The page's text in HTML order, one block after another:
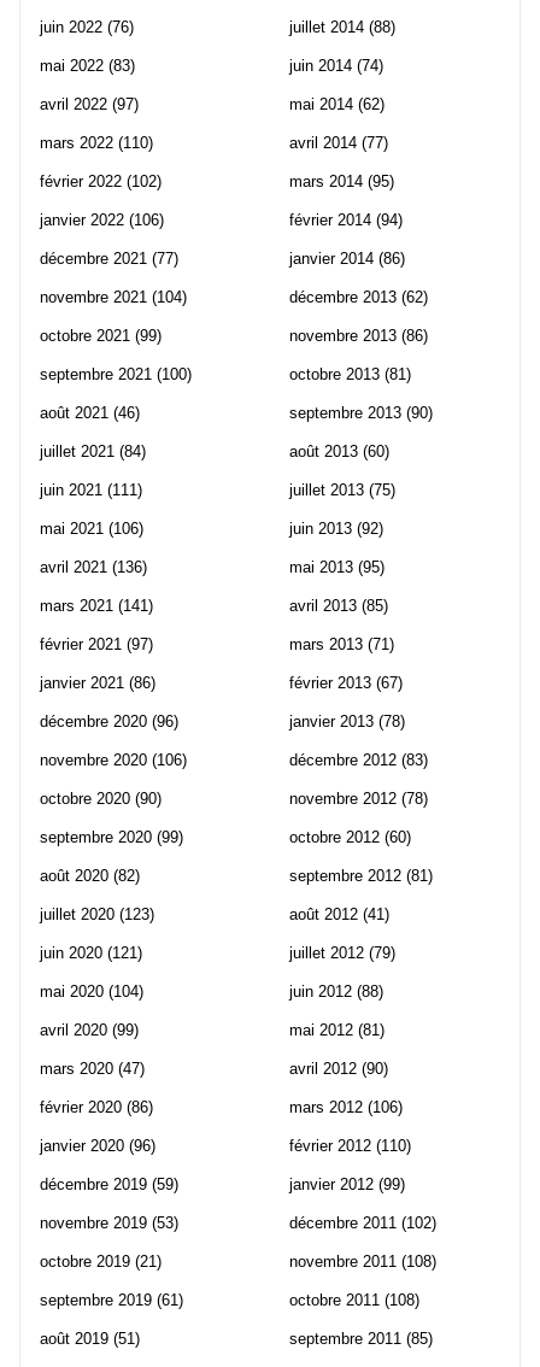
juin 2022 (76)
mai 2022 (83)
avril 2022 (97)
mars 2022 (110)
février 2022 (102)
janvier 2022 (106)
décembre 2021 (77)
novembre 2021 (104)
octobre 2021 (99)
septembre 2021 (100)
août 2021 (46)
juillet 2021 (84)
juin 2021 (111)
mai 2021 (106)
avril 2021 (136)
mars 2021 (141)
février 2021 (97)
janvier 2021 (86)
décembre 2020 (96)
novembre 2020 (106)
octobre 2020 (90)
septembre 2020 (99)
août 2020 (82)
juillet 2020 (123)
juin 2020 (121)
mai 2020 (104)
avril 2020 (99)
mars 2020 (47)
février 2020 (86)
janvier 2020 (96)
décembre 2019 (59)
novembre 2019 (53)
octobre 2019 (21)
septembre 2019 (61)
août 2019 (51)
juillet 2014 (88)
juin 2014 (74)
mai 2014 (62)
avril 2014 (77)
mars 2014 (95)
février 2014 (94)
janvier 2014 (86)
décembre 2013 (62)
novembre 2013 (86)
octobre 2013 (81)
septembre 2013 (90)
août 2013 (60)
juillet 2013 (75)
juin 2013 (92)
mai 2013 (95)
avril 2013 (85)
mars 2013 (71)
février 2013 (67)
janvier 2013 (78)
décembre 2012 (83)
novembre 2012 (78)
octobre 2012 (60)
septembre 2012 (81)
août 2012 (41)
juillet 2012 (79)
juin 2012 (88)
mai 2012 (81)
avril 2012 (90)
mars 2012 (106)
février 2012 (110)
janvier 2012 (99)
décembre 2011 (102)
novembre 2011 (108)
octobre 2011 (108)
septembre 2011 (85)